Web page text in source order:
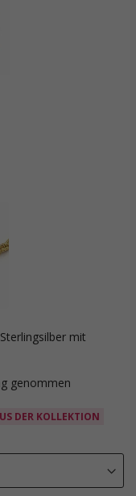
genommen
DER KOLLEKTION